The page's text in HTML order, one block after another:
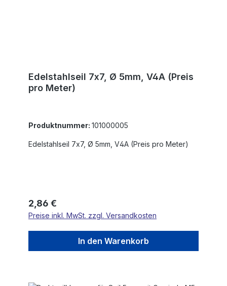
Edelstahlseil 7x7, Ø 5mm, V4A (Preis
pro Meter)
Produktnummer: 101000005
Edelstahlseil 7x7, Ø 5mm, V4A (Preis pro Meter)
Regulärer Preis:
2,86 €
Preise inkl. MwSt. zzgl. Versandkosten
In den Warenkorb